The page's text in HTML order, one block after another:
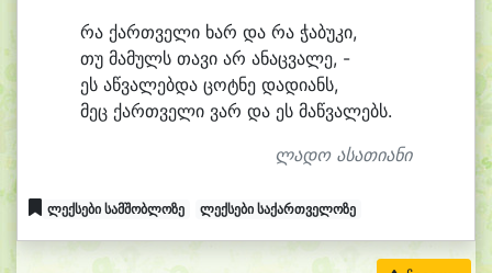
რა ქართველი ხარ და რა ჭაბუკი,
თუ მამულს თავი არ ანაცვალე, -
ეს აწვალებდა ცოტნე დადიანს,
მეც ქართველი ვარ და ეს მაწვალებს.
ლადო ასათიანი
ლექსები სამშობლოზე ლექსები საქართველოზე